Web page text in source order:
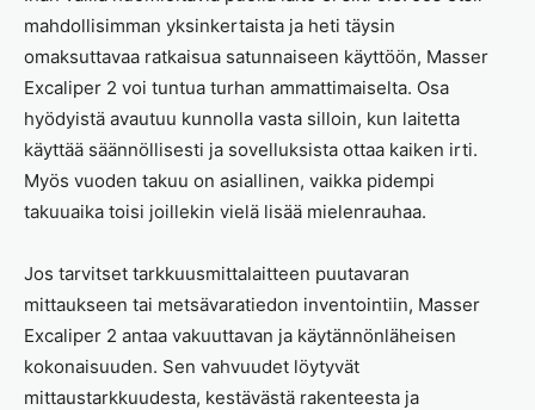
mahdollisimman yksinkertaista ja heti täysin
omaksuttavaa ratkaisua satunnaiseen käyttöön, Masser
Excaliper 2 voi tuntua turhan ammattimaiselta. Osa
hyödyistä avautuu kunnolla vasta silloin, kun laitetta
käyttää säännöllisesti ja sovelluksista ottaa kaiken irti.
Myös vuoden takuu on asiallinen, vaikka pidempi
takuuaika toisi joillekin vielä lisää mielenrauhaa.
Jos tarvitset tarkkuusmittalaitteen puutavaran
mittaukseen tai metsävaratiedon inventointiin, Masser
Excaliper 2 antaa vakuuttavan ja käytännönläheisen
kokonaisuuden. Sen vahvuudet löytyvät
mittaustarkkuudesta, kestävästä rakenteesta ja